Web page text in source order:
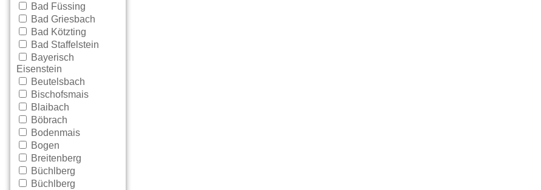
Bad Füssing
Bad Griesbach
Bad Kötzting
Bad Staffelstein
Bayerisch
Eisenstein
Beutelsbach
Bischofsmais
Blaibach
Böbrach
Bodenmais
Bogen
Breitenberg
Büchlberg
Büchlberg